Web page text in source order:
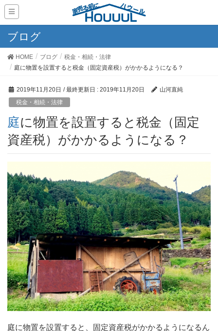
ブログ
HOME ブログ
税金・相続・法律
庭に物置を設置すると税金（固定資産税）がかかるようになる？
2019年11月20日 / 最終更新日 : 2019年11月20日
山河直純
税金・相続・法律
庭に物置を設置すると税金（固定
資産税）がかかるようになる？
庭に物置を設置すると、固定資産税がかかるようになるん